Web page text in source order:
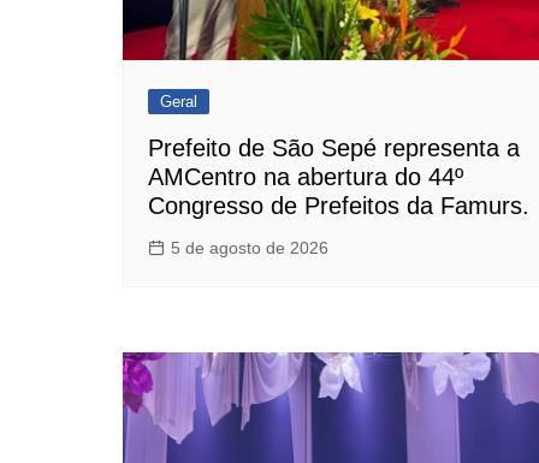
Geral
Prefeito de São Sepé representa a
AMCentro na abertura do 44º
Congresso de Prefeitos da Famurs.
5 de agosto de 2026